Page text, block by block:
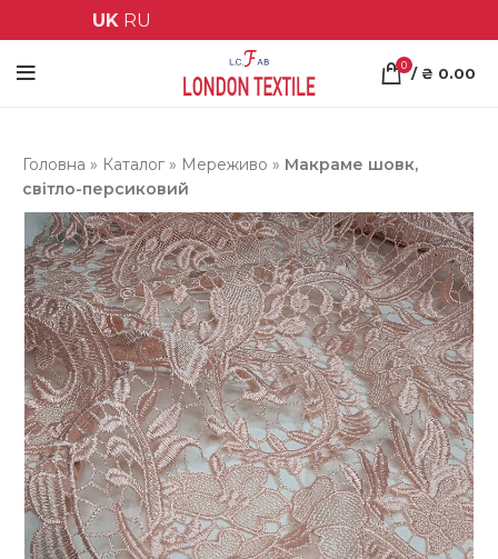
UK RU
0 / ₴ 0.00
Головна » Каталог » Мереживо » Макраме шовк,
світло-персиковий